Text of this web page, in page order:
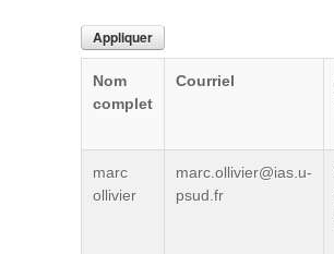
Nom
complet
Courriel
marc
ollivier
marc.ollivier@ias.u-
psud.fr